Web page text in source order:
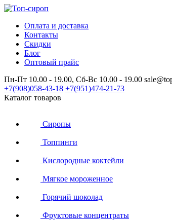
Оплата и доставка
Контакты
Скидки
Блог
Оптовый прайс
Пн-Пт 10.00 - 19.00, Сб-Вс 10.00 - 19.00
+7(908)058-43-18 +7(951)474-21-73
Каталог товаров
Сиропы
Топпинги
Кислородные коктейли
Мягкое мороженное
Горячий шоколад
Фруктовые концентраты